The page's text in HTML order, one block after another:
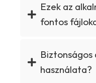
Ezek az
fontos
használata?